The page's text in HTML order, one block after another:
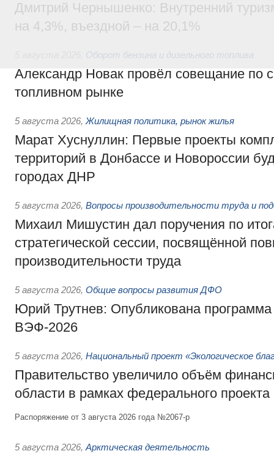
Дмитрий Чернышенко: Внутренний
на 4,3%, въездной – на 20,1%
Оборот бензина и дизельного топлива
Александр Новак провёл совещание по
топливном рынке
5 августа 2026, Жилищная политика, рынок жилья
Марат Хуснуллин: Первые проекты
территорий в Донбассе и Новороссии
городах ДНР
5 августа 2026, Вопросы производительности труда и
Михаил Мишустин дал поручения по
стратегической сессии, посвящённой
производительности труда
5 августа 2026, Общие вопросы развития ДФО
Юрий Трутнев: Опубликована
ВЭФ-2026
5 августа 2026, Национальный проект «Экологическое
Правительство увеличило объём
области в рамках федерального
Распоряжение от 3 августа 2026 года №2067-р
5 августа 2026, Арктическая деятельность